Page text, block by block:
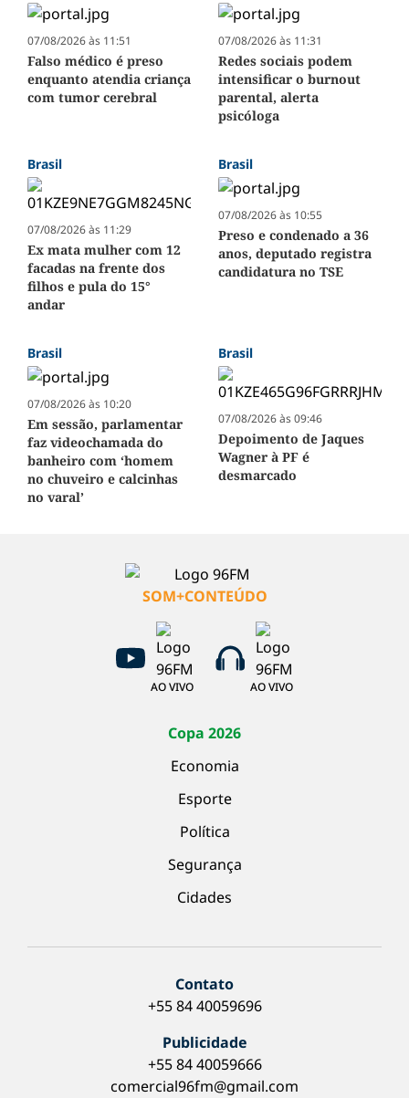
07/08/2026 às 11:51
Falso médico é preso
enquanto atendia criança
com tumor cerebral
07/08/2026 às 11:31
Redes sociais podem
intensificar o burnout
parental, alerta
psicóloga
Brasil
07/08/2026 às 11:29
Ex mata mulher com 12
facadas na frente dos
filhos e pula do 15°
andar
Brasil
07/08/2026 às 10:55
Preso e condenado a 36
anos, deputado registra
candidatura no TSE
Brasil
07/08/2026 às 10:20
Em sessão, parlamentar
faz videochamada do
banheiro com ‘homem
no chuveiro e calcinhas
no varal’
Brasil
07/08/2026 às 09:46
Depoimento de Jaques
Wagner à PF é
desmarcado
SOM+CONTEÚDO
AO VIVO AO VIVO
Copa 2026
Economia
Esporte
Política
Segurança
Cidades
Contato
+55 84 40059696
Publicidade
+55 84 40059666
comercial96fm@gmail.com